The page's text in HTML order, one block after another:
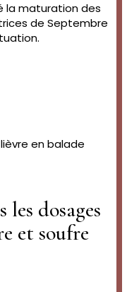
la maturation des
de Septembre
en balade
dosages
et soufre